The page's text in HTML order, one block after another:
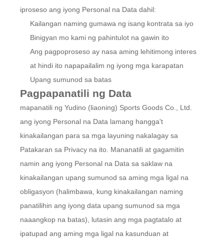
iproseso ang iyong Personal na Data dahil:
Kailangan naming gumawa ng isang kontrata sa iyo
Binigyan mo kami ng pahintulot na gawin ito
Ang pagpoproseso ay nasa aming lehitimong interes
at hindi ito napapailalim ng iyong mga karapatan
Upang sumunod sa batas
Pagpapanatili ng Data
mapanatili ng Yudino (liaoning) Sports Goods Co., Ltd.
ang iyong Personal na Data lamang hangga't
kinakailangan para sa mga layuning nakalagay sa
Patakaran sa Privacy na ito. Mananatili at gagamitin
namin ang iyong Personal na Data sa saklaw na
kinakailangan upang sumunod sa aming mga ligal na
obligasyon (halimbawa, kung kinakailangan naming
panatilihin ang iyong data upang sumunod sa mga
naaangkop na batas), lutasin ang mga pagtatalo at
ipatupad ang aming mga ligal na kasunduan at